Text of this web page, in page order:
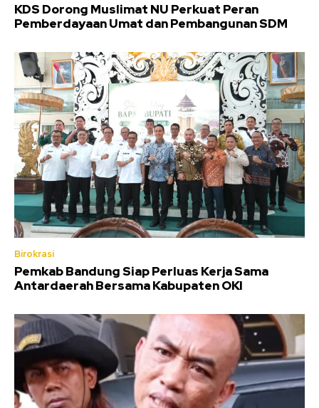
KDS Dorong Muslimat NU Perkuat Peran
Pemberdayaan Umat dan Pembangunan SDM
Birokrasi
Pemkab Bandung Siap Perluas Kerja Sama
Antardaerah Bersama Kabupaten OKI